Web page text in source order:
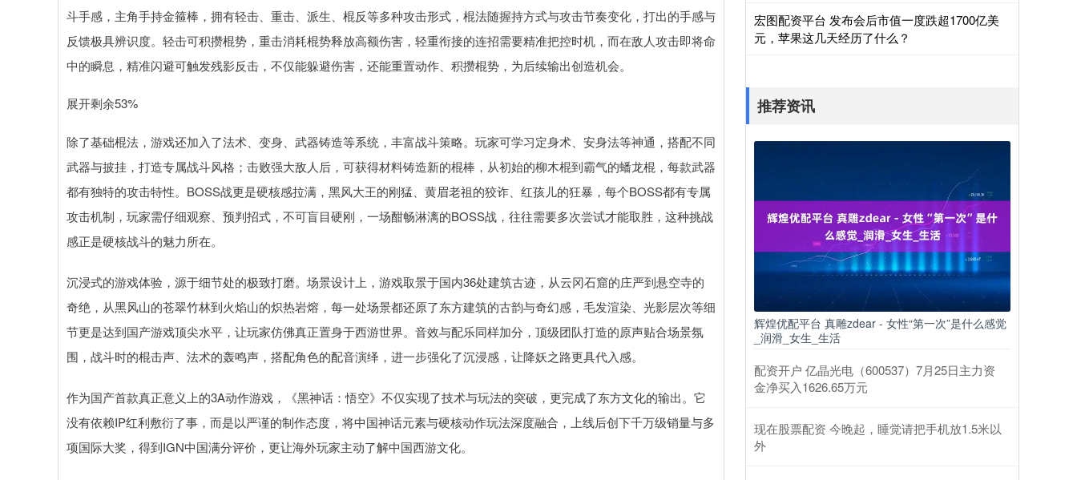
斗手感，主角手持金箍棒，拥有轻击、重击、派生、棍反等多种攻击形式，棍法随握持方式与攻击节奏变化，打出的手感与
反馈极具辨识度。轻击可积攒棍势，重击消耗棍势释放高额伤害，轻重衔接的连招需要精准把控时机，而在敌人攻击即将命
中的瞬息，精准闪避可触发残影反击，不仅能躲避伤害，还能重置动作、积攒棍势，为后续输出创造机会。
展开剩余53%
除了基础棍法，游戏还加入了法术、变身、武器铸造等系统，丰富战斗策略。玩家可学习定身术、安身法等神通，搭配不同
武器与披挂，打造专属战斗风格；击败强大敌人后，可获得材料铸造新的棍棒，从初始的柳木棍到霸气的蟠龙棍，每款武器
都有独特的攻击特性。BOSS战更是硬核感拉满，黑风大王的刚猛、黄眉老祖的狡诈、红孩儿的狂暴，每个BOSS都有专属
攻击机制，玩家需仔细观察、预判招式，不可盲目硬刚，一场酣畅淋漓的BOSS战，往往需要多次尝试才能取胜，这种挑战
感正是硬核战斗的魅力所在。
沉浸式的游戏体验，源于细节处的极致打磨。场景设计上，游戏取景于国内36处建筑古迹，从云冈石窟的庄严到悬空寺的
奇绝，从黑风山的苍翠竹林到火焰山的炽热岩熔，每一处场景都还原了东方建筑的古韵与奇幻感，毛发渲染、光影层次等细
节更是达到国产游戏顶尖水平，让玩家仿佛真正置身于西游世界。音效与配乐同样加分，顶级团队打造的原声贴合场景氛
围，战斗时的棍击声、法术的轰鸣声，搭配角色的配音演绎，进一步强化了沉浸感，让降妖之路更具代入感。
作为国产首款真正意义上的3A动作游戏，《黑神话：悟空》不仅实现了技术与玩法的突破，更完成了东方文化的输出。它
没有依赖IP红利敷衍了事，而是以严谨的制作态度，将中国神话元素与硬核动作玩法深度融合，上线后创下千万级销量与多
项国际大奖，得到IGN中国满分评价，更让海外玩家主动了解中国西游文化。
宏图配资平台 发布会后市值一度跌超1700亿美
元，苹果这几天经历了什么？
推荐资讯
辉煌优配平台 真雕zdear - 女性“第一次”是什么感觉
_润滑_女生_生活
配资开户 亿晶光电（600537）7月25日主力资
金净买入1626.65万元
现在股票配资 今晚起，睡觉请把手机放1.5米以
外